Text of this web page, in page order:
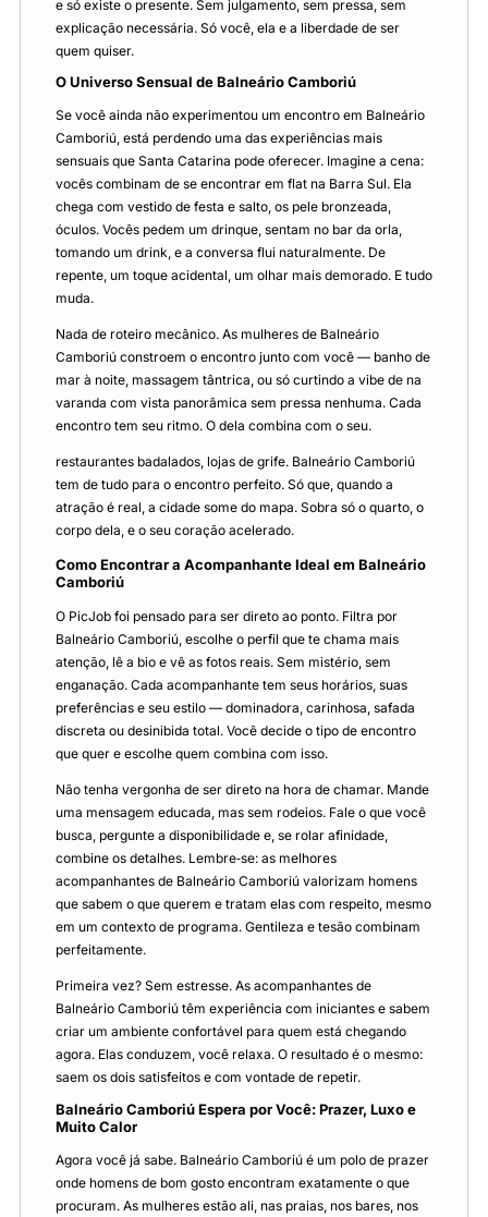
e só existe o presente. Sem julgamento, sem pressa, sem
explicação necessária. Só você, ela e a liberdade de ser
quem quiser.
O Universo Sensual de Balneário Camboriú
Se você ainda não experimentou um encontro em Balneário
Camboriú, está perdendo uma das experiências mais
sensuais que Santa Catarina pode oferecer. Imagine a cena:
vocês combinam de se encontrar em flat na Barra Sul. Ela
chega com vestido de festa e salto, os pele bronzeada,
óculos. Vocês pedem um drinque, sentam no bar da orla,
tomando um drink, e a conversa flui naturalmente. De
repente, um toque acidental, um olhar mais demorado. E tudo
muda.
Nada de roteiro mecânico. As mulheres de Balneário
Camboriú constroem o encontro junto com você — banho de
mar à noite, massagem tântrica, ou só curtindo a vibe de na
varanda com vista panorâmica sem pressa nenhuma. Cada
encontro tem seu ritmo. O dela combina com o seu.
restaurantes badalados, lojas de grife. Balneário Camboriú
tem de tudo para o encontro perfeito. Só que, quando a
atração é real, a cidade some do mapa. Sobra só o quarto, o
corpo dela, e o seu coração acelerado.
Como Encontrar a Acompanhante Ideal em Balneário
Camboriú
O PicJob foi pensado para ser direto ao ponto. Filtra por
Balneário Camboriú, escolhe o perfil que te chama mais
atenção, lê a bio e vê as fotos reais. Sem mistério, sem
enganação. Cada acompanhante tem seus horários, suas
preferências e seu estilo — dominadora, carinhosa, safada
discreta ou desinibida total. Você decide o tipo de encontro
que quer e escolhe quem combina com isso.
Não tenha vergonha de ser direto na hora de chamar. Mande
uma mensagem educada, mas sem rodeios. Fale o que você
busca, pergunte a disponibilidade e, se rolar afinidade,
combine os detalhes. Lembre‑se: as melhores
acompanhantes de Balneário Camboriú valorizam homens
que sabem o que querem e tratam elas com respeito, mesmo
em um contexto de programa. Gentileza e tesão combinam
perfeitamente.
Primeira vez? Sem estresse. As acompanhantes de
Balneário Camboriú têm experiência com iniciantes e sabem
criar um ambiente confortável para quem está chegando
agora. Elas conduzem, você relaxa. O resultado é o mesmo:
saem os dois satisfeitos e com vontade de repetir.
Balneário Camboriú Espera por Você: Prazer, Luxo e
Muito Calor
Agora você já sabe. Balneário Camboriú é um polo de prazer
onde homens de bom gosto encontram exatamente o que
procuram. As mulheres estão ali, nas praias, nos bares, nos